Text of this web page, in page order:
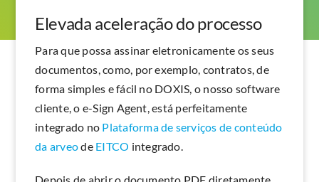
Elevada aceleração do processo
Para que possa assinar eletronicamente os seus
documentos, como, por exemplo, contratos, de
forma simples e fácil no DOXIS, o nosso software
cliente, o e-Sign Agent, está perfeitamente
integrado no Plataforma de serviços de conteúdo
da arveode EITCO integrado.